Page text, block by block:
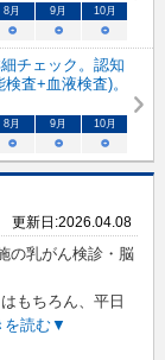
8 月 9 月 10月
○ ○ ○
チェック。認知
査+血液検査)。
8 月 9 月 10月
○ ○ ○
更新日:2026.04.08
の乳がん検診・脳
もちろん、平日
を読む▼